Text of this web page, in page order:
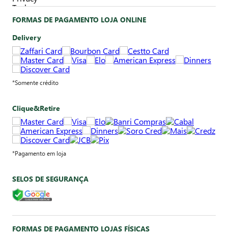
FORMAS DE PAGAMENTO LOJA ONLINE
Delivery
*Somente crédito
Clique&Retire
*Pagamento em loja
SELOS DE SEGURANÇA
FORMAS DE PAGAMENTO LOJAS FÍSICAS